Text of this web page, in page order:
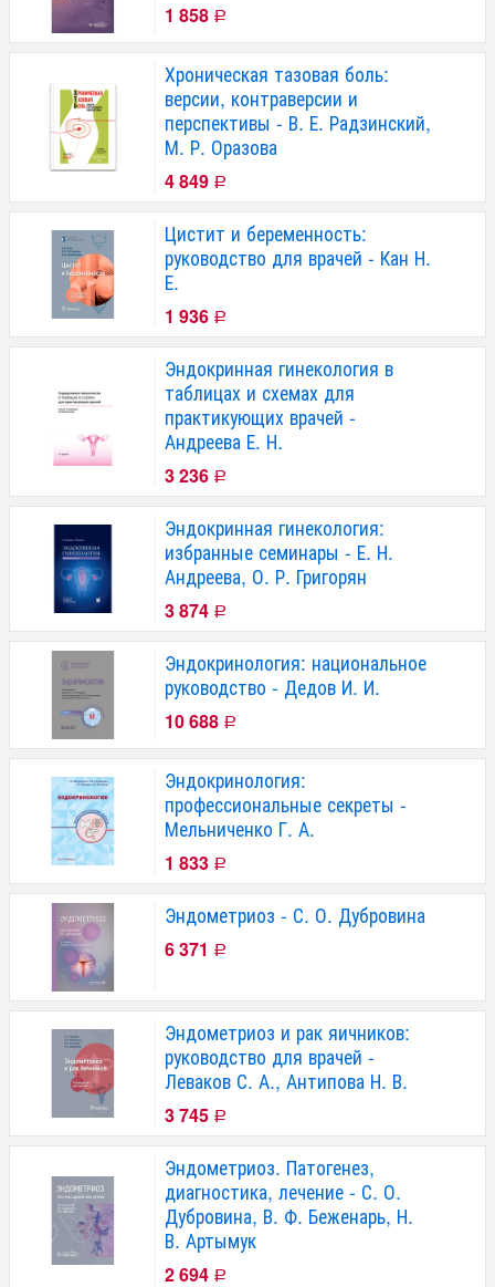
1 858 Р
Хроническая тазовая боль:
версии, контраверсии и
перспективы - В. Е. Радзинский,
М. Р. Оразова
4 849 Р
Цистит и беременность:
руководство для врачей - Кан Н.
Е.
1 936 Р
Эндокринная гинекология в
таблицах и схемах для
практикующих врачей -
Андреева Е. Н.
3 236 Р
Эндокринная гинекология:
избранные семинары - Е. Н.
Андреева, О. Р. Григорян
3 874 Р
Эндокринология: национальное
руководство - Дедов И. И.
10 688 Р
Эндокринология:
профессиональные секреты -
Мельниченко Г. А.
1 833 Р
Эндометриоз - С. О. Дубровина
6 371 Р
Эндометриоз и рак яичников:
руководство для врачей -
Леваков С. А., Антипова Н. В.
3 745 Р
Эндометриоз. Патогенез,
диагностика, лечение - С. О.
Дубровина, В. Ф. Беженарь, Н.
В. Артымук
2 694 Р